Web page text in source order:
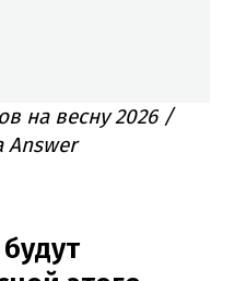
на весну 2026 /
Answer